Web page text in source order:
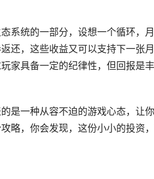
系统的一部分，设想一个循环，月
还，这些收益又可以支持下一张
家具备一定的纪律性，但回报是
是一种从容不迫的游戏心态，让
略，你会发现，这份小小的投资